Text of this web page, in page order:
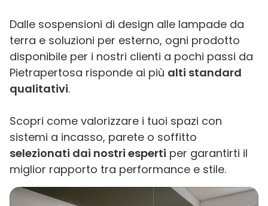
Dalle sospensioni di design alle lampade da
terra e soluzioni per esterno, ogni prodotto
disponibile per i nostri clienti a pochi passi da
Pietrapertosa risponde ai più alti standard
qualitativi.
Scopri come valorizzare i tuoi spazi con
sistemi a incasso, parete o soffitto
selezionati dai nostri esperti per garantirti il
miglior rapporto tra performance e stile.